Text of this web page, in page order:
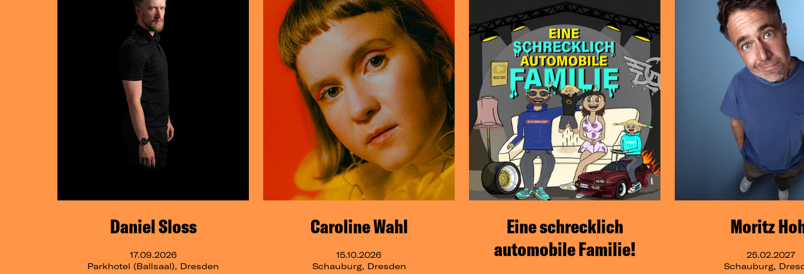
Daniel Sloss
17.09.2026
Parkhotel (Ballsaal), Dresden
Caroline Wahl
15.10.2026
Schauburg, Dresden
Eine schrecklich
automobile Familie!
Moritz
25.02.2027
Schauburg,